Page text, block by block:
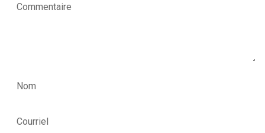
Commentaire
Nom
Courriel